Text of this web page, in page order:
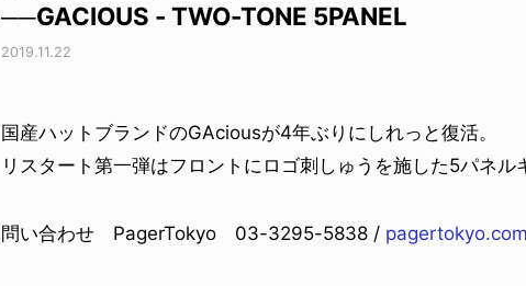
──GACIOUS - TWO-TONE 5PANEL
2019.11.22
国産ハットブランドのGAciousが4年ぶりにしれっと復活。
リスタート第一弾はフロントにロゴ刺しゅうを施した5パネル
問い合わせ PagerTokyo 03-3295-5838 / pagertokyo.com